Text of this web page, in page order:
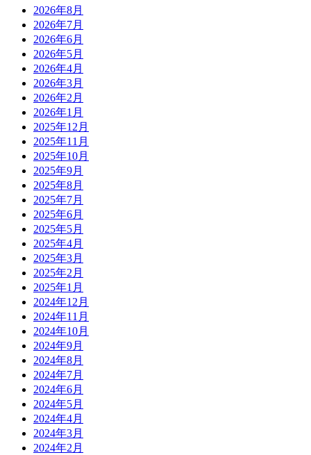
2026年8月
2026年7月
2026年6月
2026年5月
2026年4月
2026年3月
2026年2月
2026年1月
2025年12月
2025年11月
2025年10月
2025年9月
2025年8月
2025年7月
2025年6月
2025年5月
2025年4月
2025年3月
2025年2月
2025年1月
2024年12月
2024年11月
2024年10月
2024年9月
2024年8月
2024年7月
2024年6月
2024年5月
2024年4月
2024年3月
2024年2月